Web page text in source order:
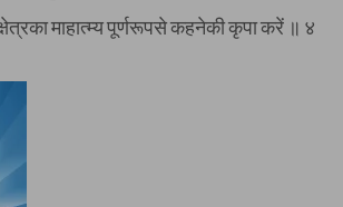
माहात्म्य पूर्णरूपसे कहनेकी कृपा करें ॥ ४